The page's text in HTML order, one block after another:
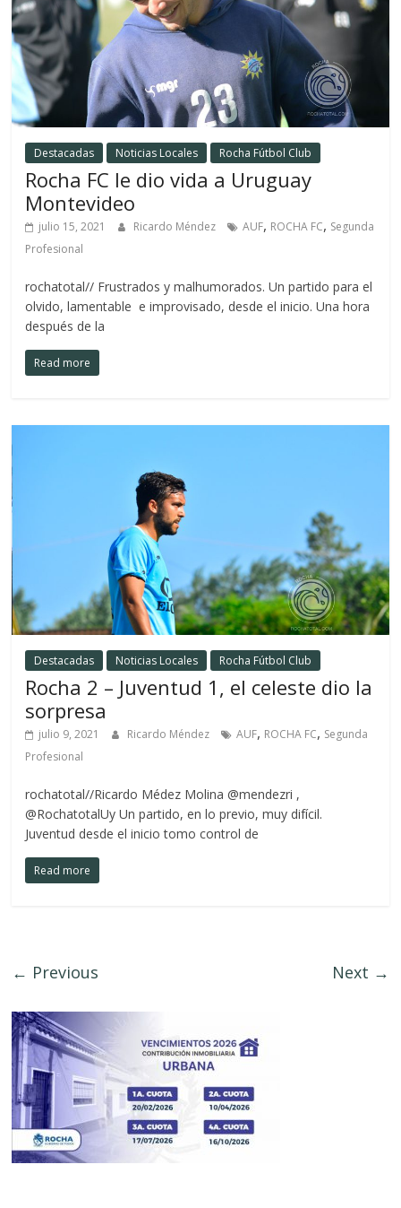
Destacadas Noticias Locales Rocha Fútbol Club
Rocha FC le dio vida a Uruguay
Montevideo
julio 15, 2021 Ricardo Méndez AUF, ROCHA FC, Segunda
Profesional
rochatotal// Frustrados y malhumorados. Un partido para el
olvido, lamentable e improvisado, desde el inicio. Una hora
después de la
Read more
Destacadas Noticias Locales Rocha Fútbol Club
Rocha 2 – Juventud 1, el celeste dio la
sorpresa
julio 9, 2021 Ricardo Méndez AUF, ROCHA FC, Segunda
Profesional
rochatotal//Ricardo Médez Molina @mendezri ,
@RochatotalUy Un partido, en lo previo, muy difícil.
Juventud desde el inicio tomo control de
Read more
← Previous Next →